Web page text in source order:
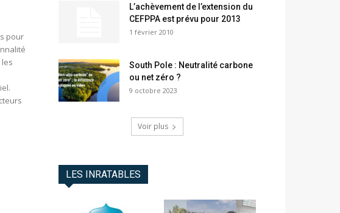
pour
L’achèvement de l’extension du
CEFPPA est prévu pour 2013
1 février 2010
South Pole : Neutralité carbone
ou net zéro ?
9 octobre 2023
Voir plus
LES INRATABLES